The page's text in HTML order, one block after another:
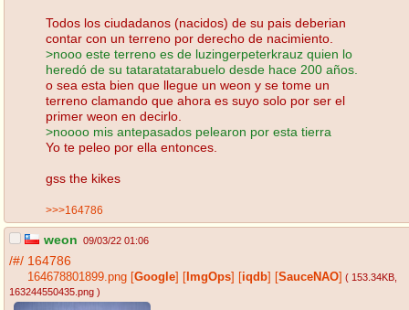
Todos los ciudadanos (nacidos) de su pais deberian
contar con un terreno por derecho de nacimiento.
>nooo este terreno es de luzingerpeterkrauz quien lo
heredó de su tataratatarabuelo desde hace 200 años.
o sea esta bien que llegue un weon y se tome un
terreno clamando que ahora es suyo solo por ser el
primer weon en decirlo.
>noooo mis antepasados pelearon por esta tierra
Yo te peleo por ella entonces.
gss the kikes
>>>164786
weon 09/03/22 01:06
/#/ 164786
164678801899.png Google ImgOps iqdb SauceNAO ( 153.34KB
163244550435.png )